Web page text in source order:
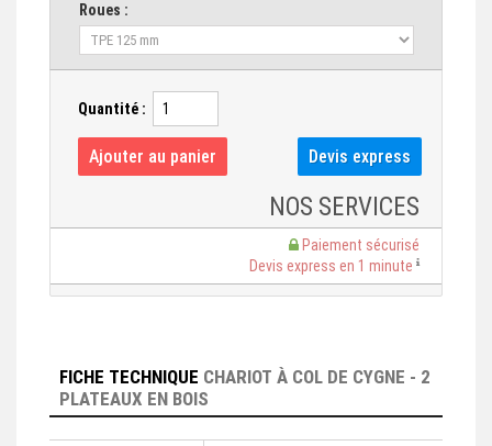
Roues :
Quantité :
NOS SERVICES
Paiement sécurisé
Devis express en 1 minute
FICHE TECHNIQUE CHARIOT À COL DE CYGNE - 2
PLATEAUX EN BOIS